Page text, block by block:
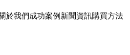
於我們 成功案例 新聞資訊購買方法